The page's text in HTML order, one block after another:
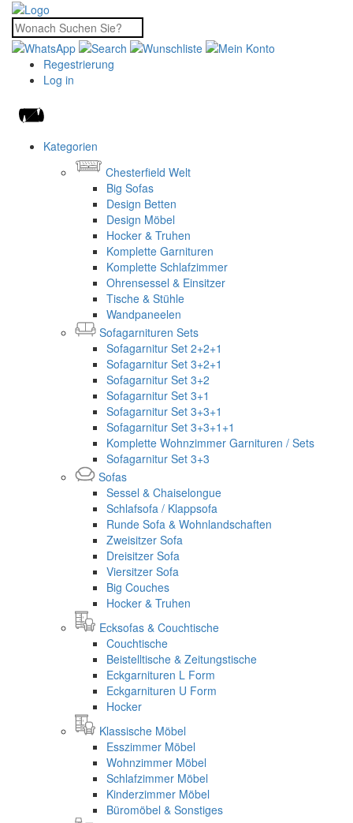
Regestrierung
Log in
Kategorien
Chesterfield Welt
Big Sofas
Design Betten
Design Möbel
Hocker & Truhen
Komplette Garnituren
Komplette Schlafzimmer
Ohrensessel & Einsitzer
Tische & Stühle
Wandpaneelen
Sofagarnituren Sets
Sofagarnitur Set 2+2+1
Sofagarnitur Set 3+2+1
Sofagarnitur Set 3+2
Sofagarnitur Set 3+1
Sofagarnitur Set 3+3+1
Sofagarnitur Set 3+3+1+1
Komplette Wohnzimmer Garnituren / Sets
Sofagarnitur Set 3+3
Sofas
Sessel & Chaiselongue
Schlafsofa / Klappsofa
Runde Sofa & Wohnlandschaften
Zweisitzer Sofa
Dreisitzer Sofa
Viersitzer Sofa
Big Couches
Hocker & Truhen
Ecksofas & Couchtische
Couchtische
Beistelltische & Zeitungstische
Eckgarnituren L Form
Eckgarnituren U Form
Hocker
Klassische Möbel
Esszimmer Möbel
Wohnzimmer Möbel
Schlafzimmer Möbel
Kinderzimmer Möbel
Büromöbel & Sonstiges